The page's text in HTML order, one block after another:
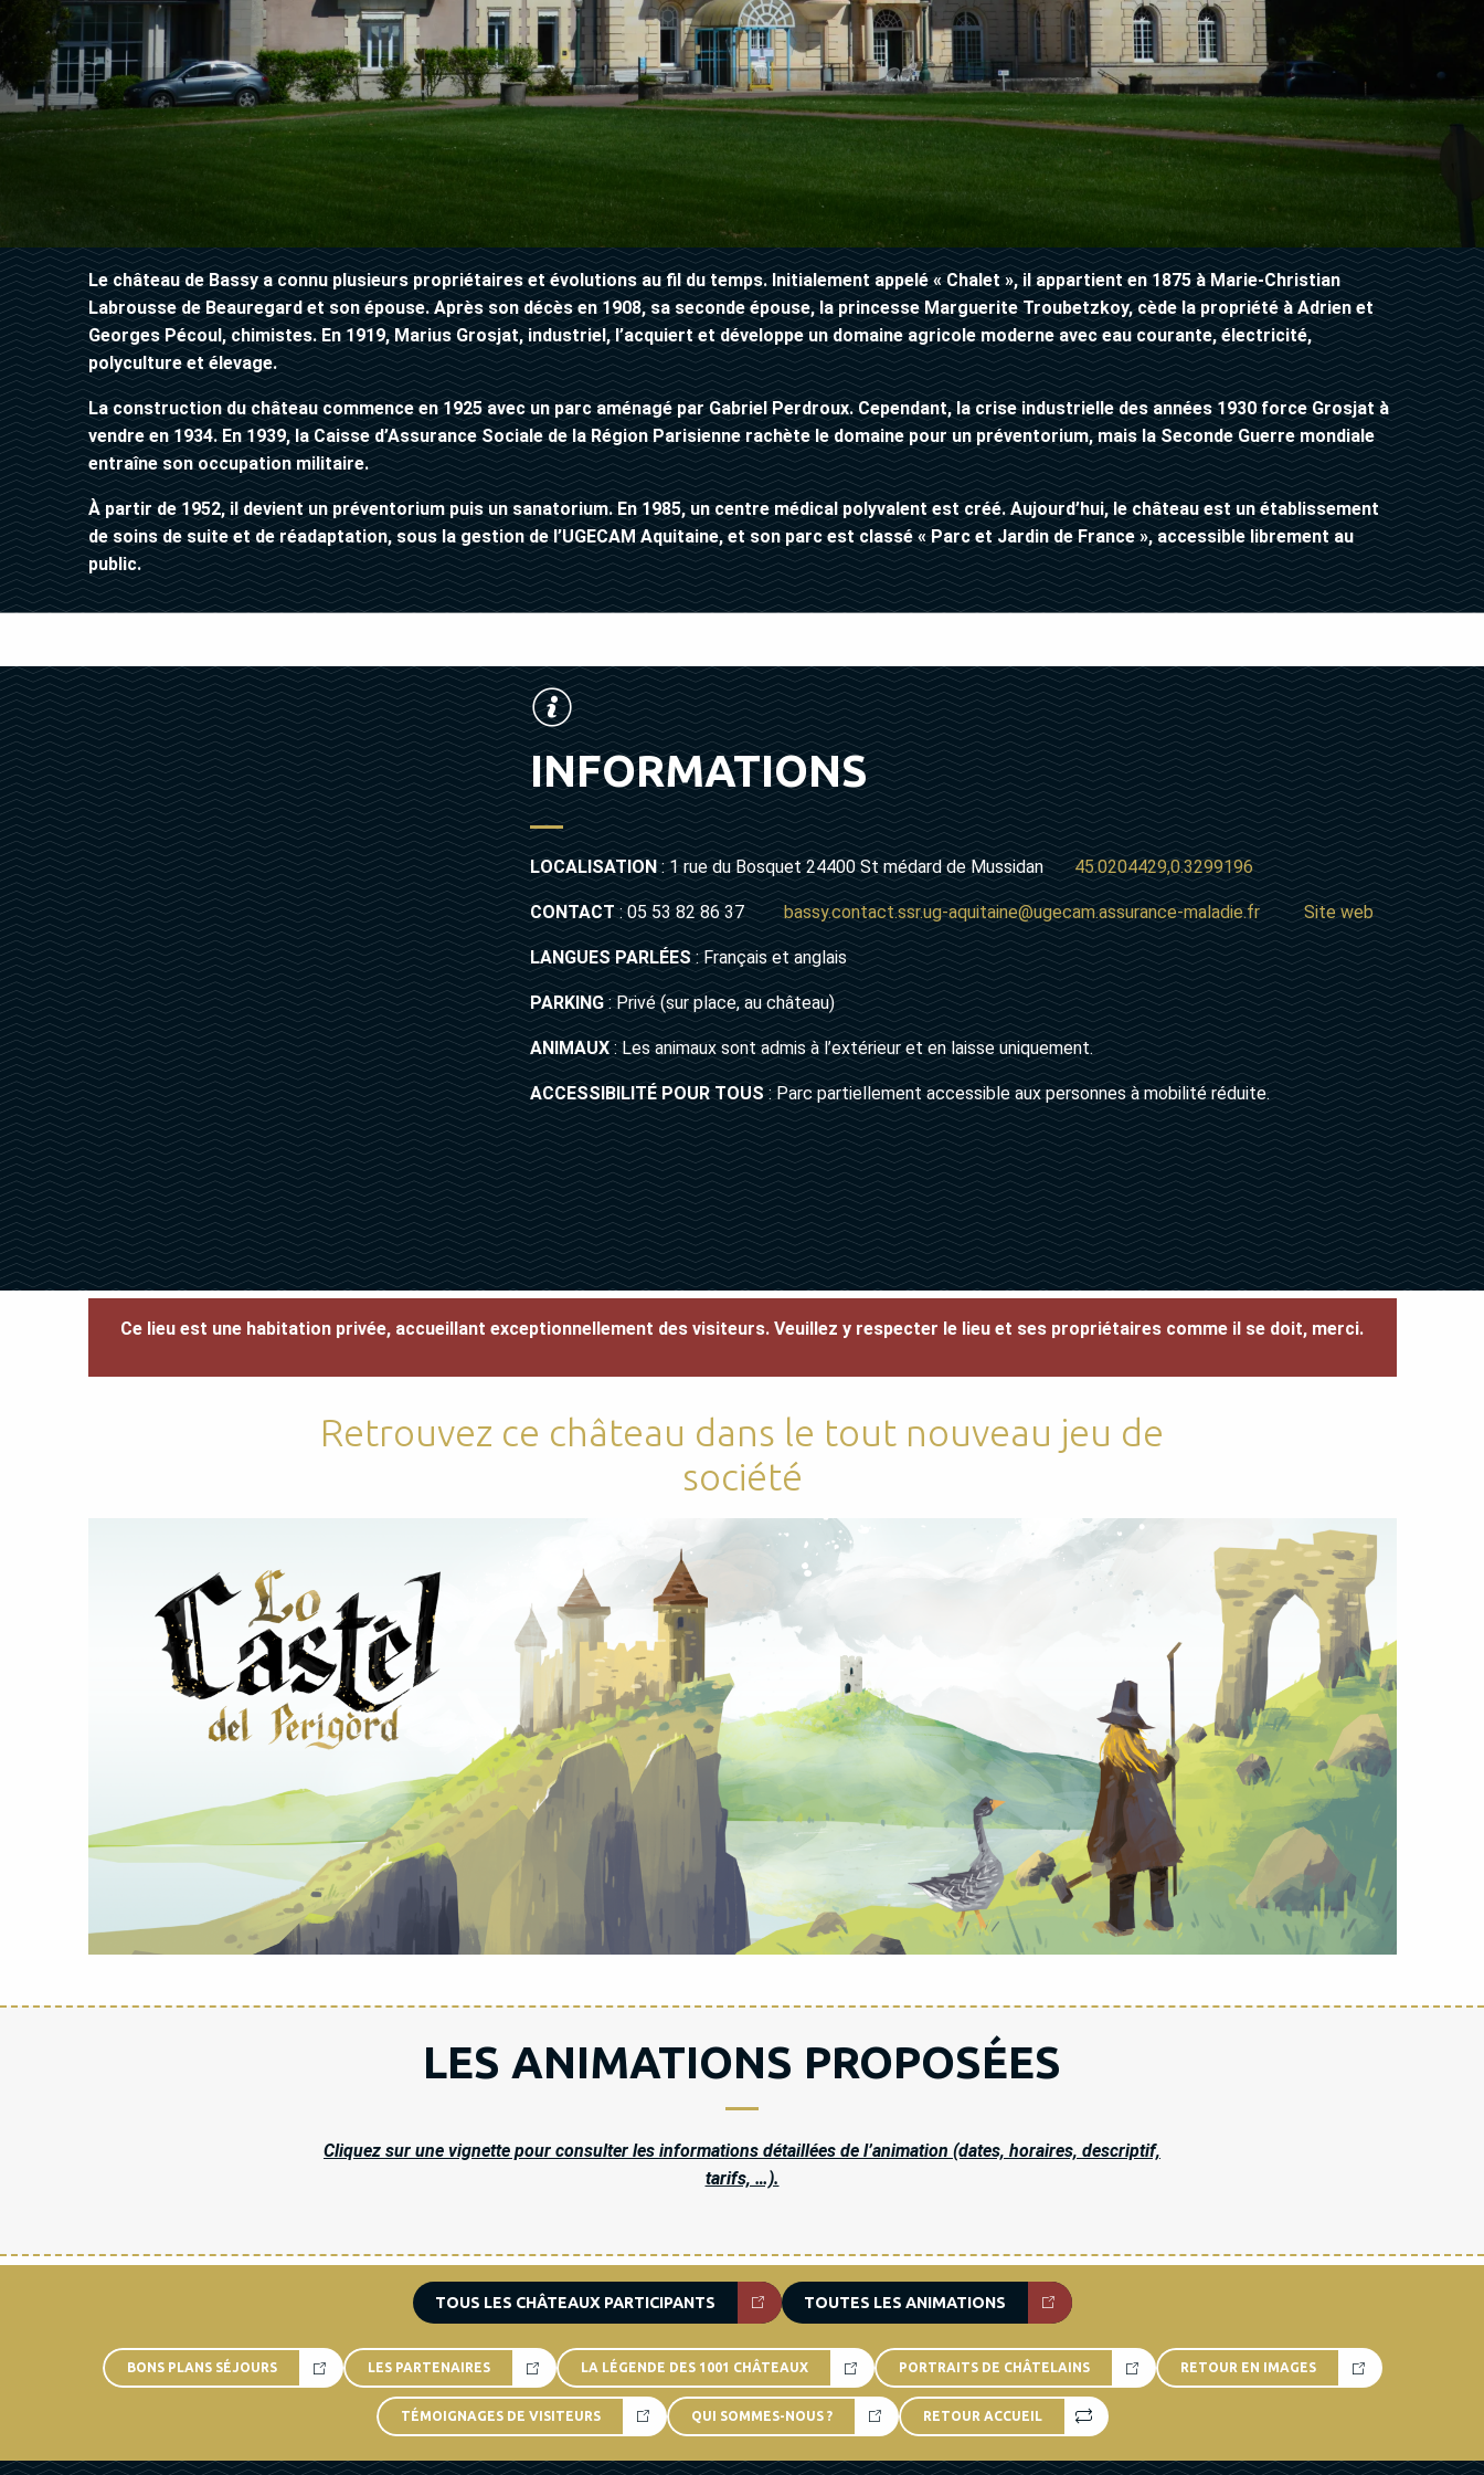
Le château de Bassy a connu plusieurs propriétaires et évolutions au fil du temps. Initialement appelé « Chalet », il appartient en 1875 à Marie-Christian
Labrousse de Beauregard et son épouse. Après son décès en 1908, sa seconde épouse, la princesse Marguerite Troubetzkoy, cède la propriété à Adrien et
Georges Pécoul, chimistes. En 1919, Marius Grosjat, industriel, l’acquiert et développe un domaine agricole moderne avec eau courante, électricité,
polyculture et élevage.
La construction du château commence en 1925 avec un parc aménagé par Gabriel Perdroux. Cependant, la crise industrielle des années 1930 force Grosjat à
vendre en 1934. En 1939, la Caisse d’Assurance Sociale de la Région Parisienne rachète le domaine pour un préventorium, mais la Seconde Guerre mondiale
entraîne son occupation militaire.
À partir de 1952, il devient un préventorium puis un sanatorium. En 1985, un centre médical polyvalent est créé. Aujourd’hui, le château est un établissement
de soins de suite et de réadaptation, sous la gestion de l’UGECAM Aquitaine, et son parc est classé « Parc et Jardin de France », accessible librement au
public.
INFORMATIONS
LOCALISATION: 1 rue du Bosquet 24400 St médard de Mussidan45.0204429,0.3299196
CONTACT: 05 53 82 86 37bassy.contact.ssr.ug-aquitaine@ugecam.assurance-maladie.fr Site web
LANGUES PARLÉES: Français et anglais
PARKING: Privé (sur place, au château)
ANIMAUX: Les animaux sont admis à l’extérieur et en laisse uniquement.
ACCESSIBILITÉ POUR TOUS: Parc partiellement accessible aux personnes à mobilité réduite.
Ce lieu est une habitation privée, accueillant exceptionnellement des visiteurs. Veuillez y respecter le lieu et ses propriétaires comme il se doit, merci.
Retrouvez ce château dans le tout nouveau jeu de
société
LES ANIMATIONS PROPOSÉES
Cliquez sur une vignette pour consulter les informations détaillées de l’animation (dates, horaires, descriptif,
tarifs, …).
TOUS LES CHÂTEAUX PARTICIPANTS TOUTES LES ANIMATIONS
BONS PLANS SÉJOURS LES PARTENAIRES LA LÉGENDE DES 1001 CHÂTEAUX PORTRAITS DE CHÂTELAINS RETOUR EN IMAGES
TÉMOIGNAGES DE VISITEURS QUI SOMMES-NOUS ? RETOUR ACCUEIL